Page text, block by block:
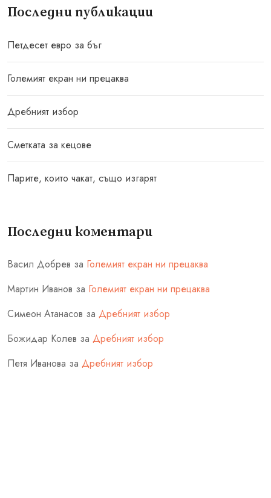
Последни публикации
Петдесет евро за бъг
Големият екран ни прецаква
Дребният избор
Сметката за кецове
Парите, които чакат, също изгарят
Последни коментари
Васил Добрев за Големият екран ни прецаква
Мартин Иванов за Големият екран ни прецаква
Симеон Атанасов за Дребният избор
Божидар Колев за Дребният избор
Петя Иванова за Дребният избор